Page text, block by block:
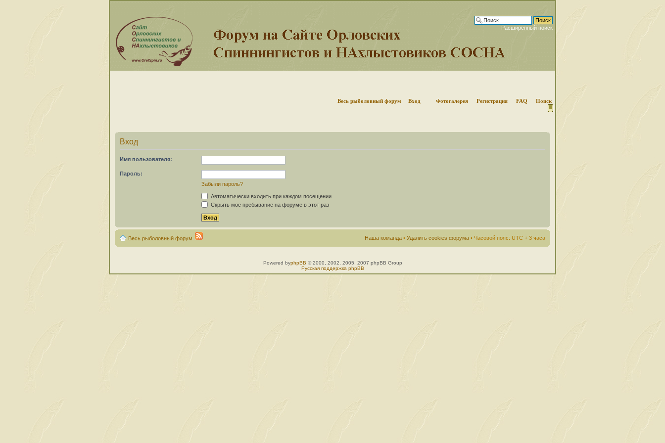
Расширенный поиск
Весь рыболовный форум Вход Фотогалерея Регистрация FAQ Поиск
Вход
Имя пользователя:
Пароль:
Забыли пароль?
Автоматически входить при каждом посещении
Скрыть мое пребывание на форуме в этот раз
Весь рыболовный форум Наша команда • Удалить cookies форума • Часовой пояс: UTC + 3 часа
Powered byphpBB © 2000, 2002, 2005, 2007 phpBB Group
Русская поддержка phpBB